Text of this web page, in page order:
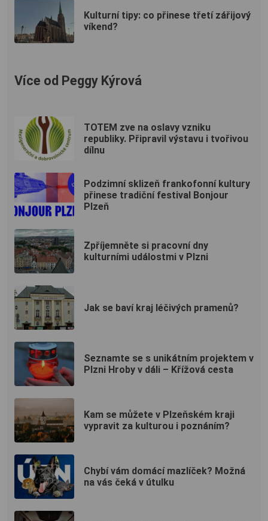
Kulturní tipy: co přinese třetí zářijový
víkend?
Více od Peggy Kýrová
TOTEM zve na oslavy vzniku
republiky. Připravil výstavu i tvořivou
dílnu
Podzimní sklizeň frankofonní kultury
přinese tradiční festival Bonjour
Plzeň
Zpříjemněte si pracovní dny
kulturními událostmi v Plzni
Jak se baví kraj léčivých pramenů?
Seznamte se s unikátním projektem v
Plzni Hroby v dáli – Křížová cesta
Kam se můžete v Plzeňském kraji
vypravit za kulturou i poznáním?
Chybí vám domácí mazlíček? Možná
na vás čeká v útulku